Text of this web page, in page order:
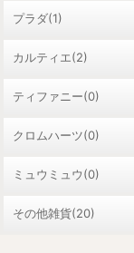
プラダ(1)
カルティエ(2)
ティファニー(0)
クロムハーツ(0)
ミュウミュウ(0)
その他雑貨(20)